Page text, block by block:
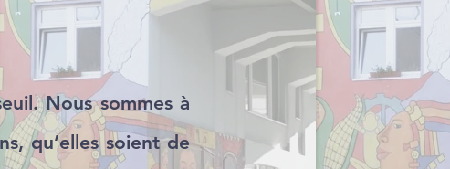
Nous sommes à
qu’elles soient de